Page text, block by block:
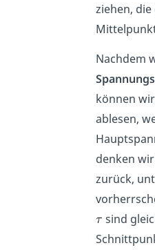
ziehen,
Nachdem
können
ablesen,
denken
zurück,
sind